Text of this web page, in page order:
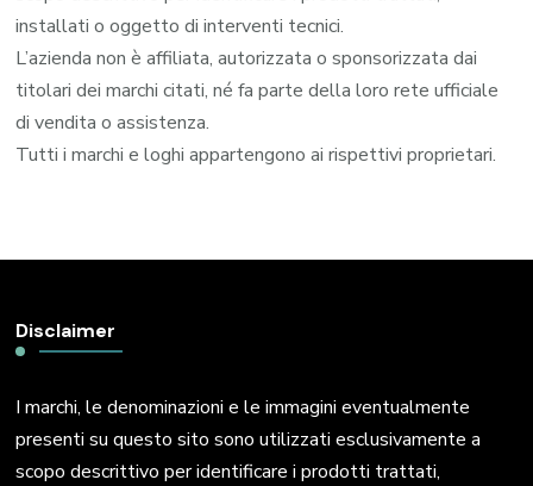
installati o oggetto di interventi tecnici.
L’azienda non è affiliata, autorizzata o sponsorizzata dai
titolari dei marchi citati, né fa parte della loro rete ufficiale
di vendita o assistenza.
Tutti i marchi e loghi appartengono ai rispettivi proprietari.
Disclaimer
I marchi, le denominazioni e le immagini eventualmente
presenti su questo sito sono utilizzati esclusivamente a
scopo descrittivo per identificare i prodotti trattati,